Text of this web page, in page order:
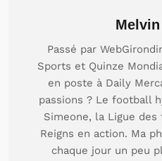
Passé par
Sports et Quinze
en poste à Daily
passions ? Le football
Simeone, la Ligue
Reigns en action. Ma
chaque jour un peu